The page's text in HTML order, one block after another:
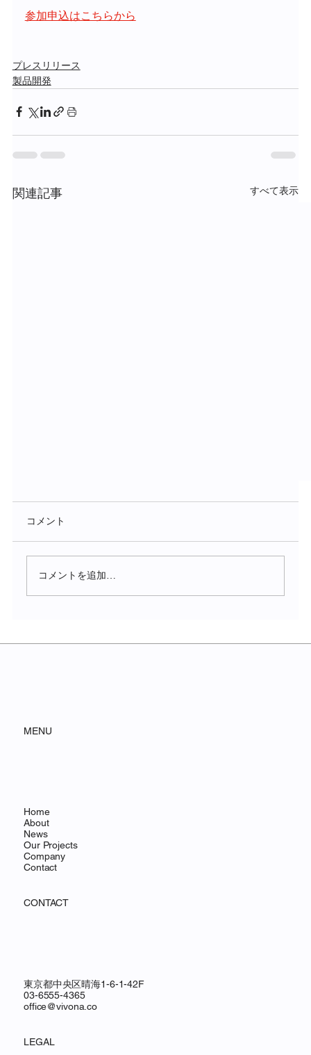
参加申込はこちらから
プレスリリース
製品開発
関連記事 すべて表示
ご来場ありがとうございました
【本文例】 拝啓 猛暑の候、皆さまにはますますご清
栄のこととお喜び申し上げます。...
コメント
コメントを追加…
MENU
Home
About
News
Our Projects
Company
Contact
CONTACT
東京都中央区晴海1-6-1-42F
03-6555-4365
office@vivona.co
LEGAL